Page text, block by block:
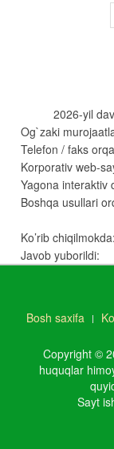
2026-yil
Og`zaki
Telefon / faks
Korporativ web-
Yagona interaktiv
Boshqa usullari
Ko’rib chiqilmokda:
Javob yuborildi:
Bosh saxifa
Copyright ©
huquqlar
Sayt